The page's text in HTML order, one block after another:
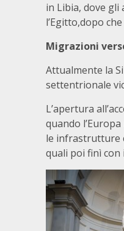
in Libia, dove
l’Egitto,dopo
Migrazioni
Attualmente la
settentrionale
L’apertura
quando
le infrastrutture
quali poi finì con